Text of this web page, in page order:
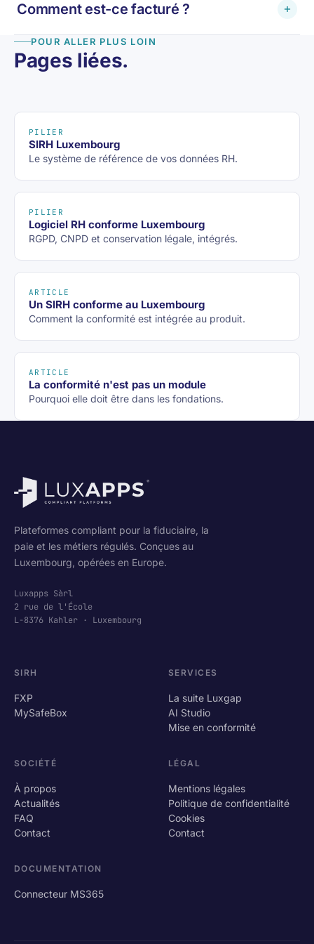
remplacement.
européenne avec sauvegardes et supervision, et les
dans votre engagement de service. Nous cadrons
les cibles exactes avec vous et notre partenaire
Comment est-ce facturé ?
Sans licence par utilisateur. Vous payez le logiciel
qui existe — à la ligne de code, par mois — sans
POUR ALLER PLUS LOIN
Pages liées.
PILIER
SIRH Luxembourg
Le système de référence de vos données RH.
PILIER
Logiciel RH conforme Luxembourg
RGPD, CNPD et conservation légale, intégrés.
ARTICLE
Un SIRH conforme au Luxembourg
Comment la conformité est intégrée au produit.
ARTICLE
La conformité n'est pas un module
Pourquoi elle doit être dans les fondations.
Plateformes compliant pour la fiduciaire, la
paie et les métiers régulés. Conçues au
Luxembourg, opérées en Europe.
Luxapps Sàrl
2 rue de l'École
L-8376 Kahler · Luxembourg
SIRH
FXP
MySafeBox
SERVICES
La suite Luxgap
AI Studio
Mise en conformité
SOCIÉTÉ
À propos
Actualités
FAQ
Contact
LÉGAL
Mentions légales
Politique de confidentialité
Cookies
Contact
DOCUMENTATION
Connecteur MS365